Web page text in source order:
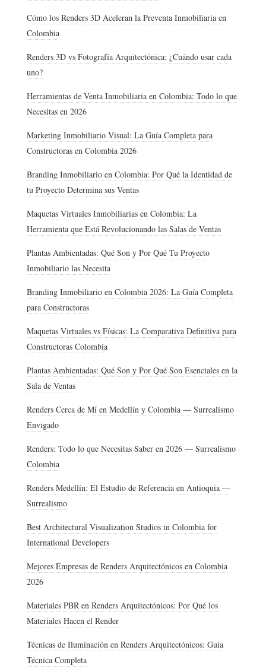
Cómo los Renders 3D Aceleran la Preventa Inmobiliaria en
Colombia
Renders 3D vs Fotografía Arquitectónica: ¿Cuándo usar cada
uno?
Herramientas de Venta Inmobiliaria en Colombia: Todo lo que
Necesitas en 2026
Marketing Inmobiliario Visual: La Guía Completa para
Constructoras en Colombia 2026
Branding Inmobiliario en Colombia: Por Qué la Identidad de
tu Proyecto Determina sus Ventas
Maquetas Virtuales Inmobiliarias en Colombia: La
Herramienta que Está Revolucionando las Salas de Ventas
Plantas Ambientadas: Qué Son y Por Qué Tu Proyecto
Inmobiliario las Necesita
Branding Inmobiliario en Colombia 2026: La Guía Completa
para Constructoras
Maquetas Virtuales vs Físicas: La Comparativa Definitiva para
Constructoras Colombia
Plantas Ambientadas: Qué Son y Por Qué Son Esenciales en la
Sala de Ventas
Renders Cerca de Mí en Medellín y Colombia — Surrealismo
Envigado
Renders: Todo lo que Necesitas Saber en 2026 — Surrealismo
Colombia
Renders Medellín: El Estudio de Referencia en Antioquia —
Surrealismo
Best Architectural Visualization Studios in Colombia for
International Developers
Mejores Empresas de Renders Arquitectónicos en Colombia
2026
Materiales PBR en Renders Arquitectónicos: Por Qué los
Materiales Hacen el Render
Técnicas de Iluminación en Renders Arquitectónicos: Guía
Técnica Completa